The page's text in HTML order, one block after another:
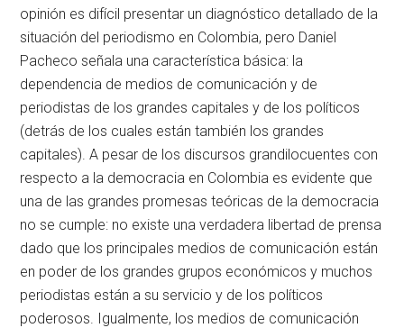
opinión es difícil presentar un diagnóstico detallado de la
situación del periodismo en Colombia, pero Daniel
Pacheco señala una característica básica: la
dependencia de medios de comunicación y de
periodistas de los grandes capitales y de los políticos
(detrás de los cuales están también los grandes
capitales). A pesar de los discursos grandilocuentes con
respecto a la democracia en Colombia es evidente que
una de las grandes promesas teóricas de la democracia
no se cumple: no existe una verdadera libertad de prensa
dado que los principales medios de comunicación están
en poder de los grandes grupos económicos y muchos
periodistas están a su servicio y de los políticos
poderosos. Igualmente, los medios de comunicación